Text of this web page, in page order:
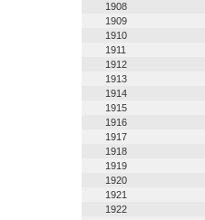
1908
1909
1910
1911
1912
1913
1914
1915
1916
1917
1918
1919
1920
1921
1922